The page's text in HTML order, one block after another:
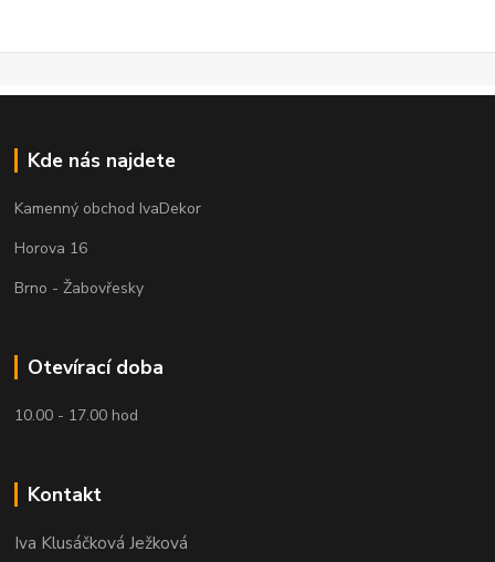
Kde nás najdete
Kamenný obchod IvaDekor
Horova 16
Brno - Žabovřesky
Otevírací doba
10.00 - 17.00 hod
Kontakt
Iva Klusáčková Ježková